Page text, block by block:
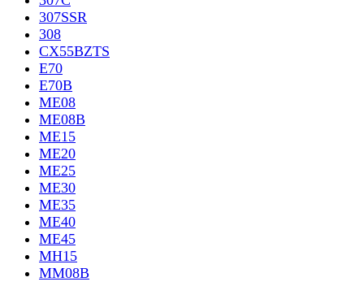
307SSR
308
CX55BZTS
E70
E70B
ME08
ME08B
ME15
ME20
ME25
ME30
ME35
ME40
ME45
MH15
MM08B